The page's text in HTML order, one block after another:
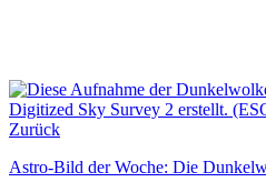
Zurück
Astro-Bild der Woche: Die